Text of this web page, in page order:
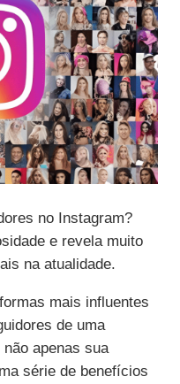
no Instagram?
e revela muito
na atualidade.
mais influentes
de uma
apenas sua
série de benefícios